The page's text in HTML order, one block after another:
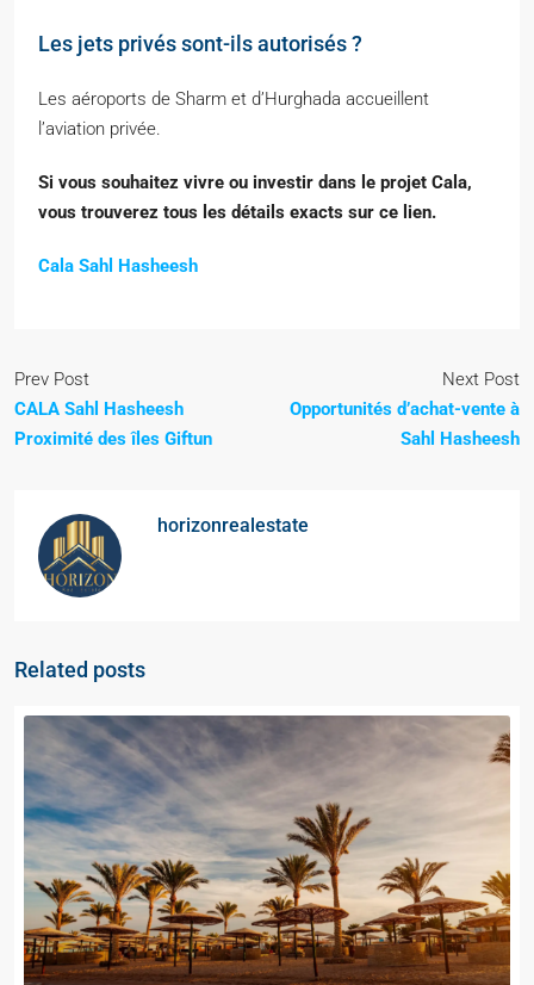
Les jets privés sont-ils autorisés ?
Les aéroports de Sharm et d’Hurghada accueillent
l’aviation privée.
Si vous souhaitez vivre ou investir dans le projet Cala,
vous trouverez tous les détails exacts sur ce lien.
Cala Sahl Hasheesh
Prev Post
CALA Sahl Hasheesh
Proximité des îles Giftun
Next Post
Opportunités d’achat-vente à
Sahl Hasheesh
horizonrealestate
Related posts